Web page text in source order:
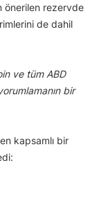
önerilen rezervde
de dahil
ve tüm ABD
bir
kapsamlı bir